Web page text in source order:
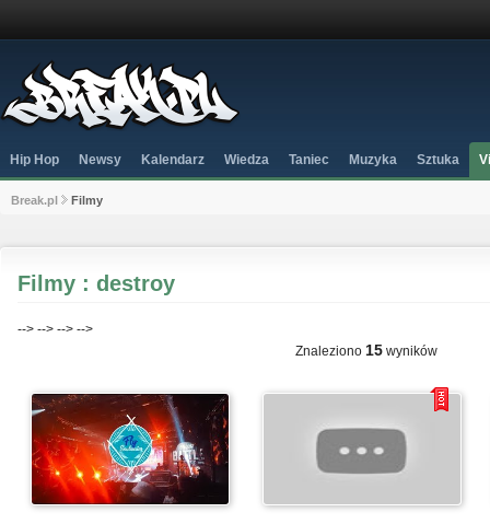
Hip Hop Newsy Kalendarz Wiedza Taniec Muzyka Sztuka
Break.pl Filmy
Filmy : destroy
--> --> --> -->
Znaleziono 15 wyników